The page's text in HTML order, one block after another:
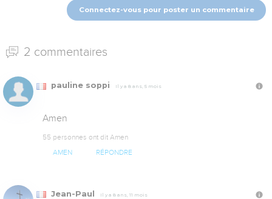
Connectez-vous pour poster un commentaire
2 commentaires
pauline soppi Il y a 8 ans, 5 mois
Amen
55 personnes ont dit Amen
AMEN RÉPONDRE
Jean-Paul Il y a 8 ans, 11 mois